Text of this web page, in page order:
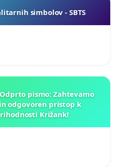
simbolov - SBTS
pismo: Zahtevamo
odgovoren pristop k
Križank!